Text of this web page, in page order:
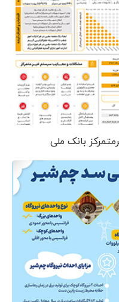
بانک ملی